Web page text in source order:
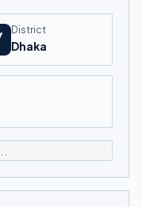
District
Dhaka